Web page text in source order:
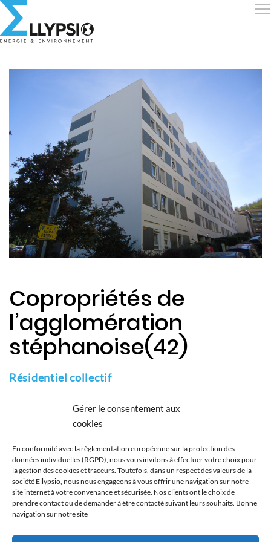
Gérer le consentement aux
cookies
En conformité avec la règlementation européenne sur la protection des
données individuelles (RGPD), nous vous invitons à effectuer votre choix pour
la gestion des cookies et traceurs. Toutefois, dans un respect des valeurs de la
société Ellypsio, nous nous engageons à vous offrir une navigation sur notre
site internet à votre convenance et sécurisée. Nos clients ont le choix de
prendre contact ou de demander à être contacté suivant leurs souhaits. Bonne
navigation sur notre site
Copropriétés de
l’agglomération
stéphanoise(42)
Résidentiel collectif
Audit énergétique de 8 ensembles de logements collectifs
Syndics de l'agglomération stéphanoise
Type
OPAH